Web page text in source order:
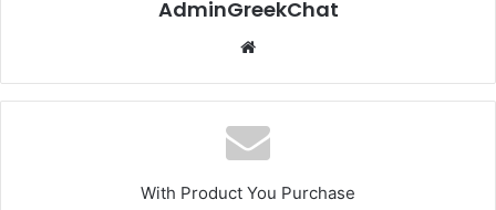
AdminGreekChat
With Product You Purchase